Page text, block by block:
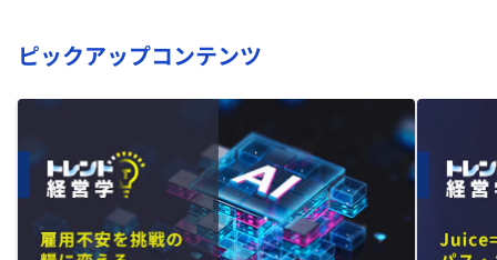
ピックアップコンテンツ